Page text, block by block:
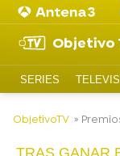
Objetivo
SERIES
ObjetivoTV »
TRAS GANAR